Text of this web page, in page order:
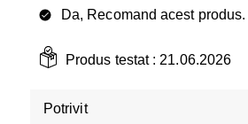
Da, Recomand acest produs.
Produs testat :21.06.2026
Potrivit